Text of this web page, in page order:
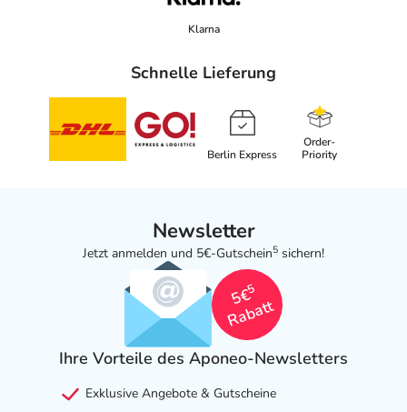
Klarna
Schnelle Lieferung
Berlin Express
Order-
Priority
Newsletter
Jetzt anmelden und 5€-Gutschein5 sichern!
5€
5
Rabatt
Ihre Vorteile des Aponeo-Newsletters
Exklusive Angebote & Gutscheine